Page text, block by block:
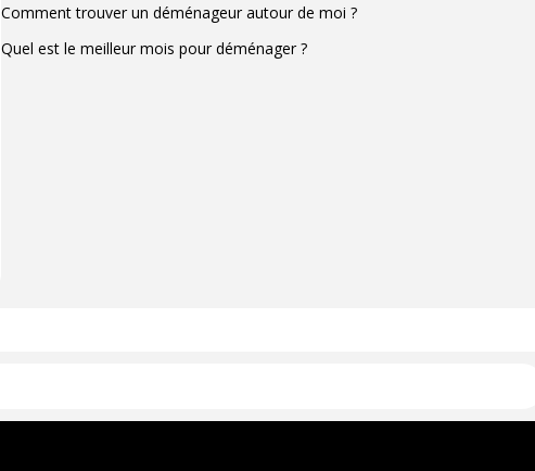
Comment trouver un déménageur autour de moi ?
Quel est le meilleur mois pour déménager ?